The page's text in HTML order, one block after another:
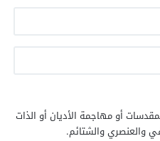
أو مهاجمة الأديان أو الذات
والعنصري والشتائم.